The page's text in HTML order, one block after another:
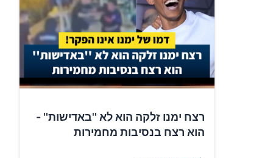
רצח ימנו זלקה הוא לא ''באדישות'' -
הוא רצח בנסיבות מחמירות